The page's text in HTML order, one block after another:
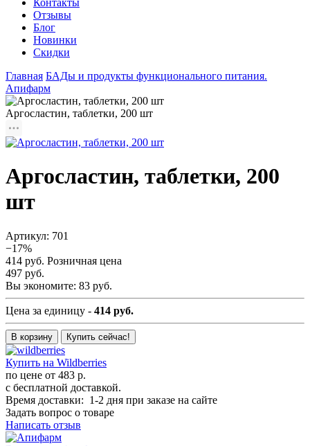
Контакты
Отзывы
Блог
Новинки
Скидки
Главная БАДы и продукты функционального питания.
Апифарм
Аргосластин, таблетки, 200 шт
Аргосластин, таблетки, 200
шт
Артикул: 701
−17%
414 руб. Розничная цена
497 руб.
Вы экономите: 83 руб.
Цена за единицу - 414 руб.
В корзину Купить сейчас!
Купить на Wildberries
по цене от 483 р.
с бесплатной доставкой.
Время доставки: 1-2 дня при заказе на сайте
Задать вопрос о товаре
Написать отзыв